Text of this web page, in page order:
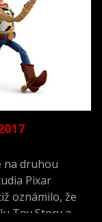
jak na
další svěží
na druhou
Pixar
oznámilo, že
Toy Story a